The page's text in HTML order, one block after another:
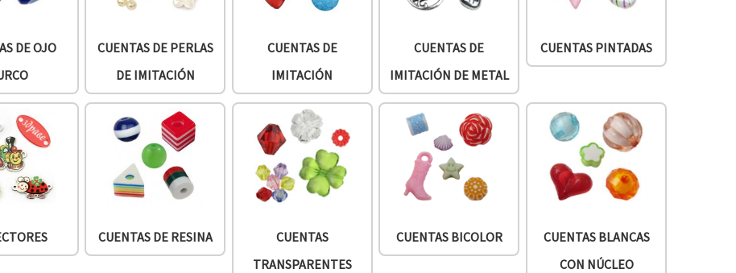
DE OJO
CUENTAS DE PERLAS
DE IMITACIÓN
CUENTAS DE
IMITACIÓN
CUENTAS DE
IMITACIÓN DE METAL
CUENTAS PINTADAS
CUENTAS DE RESINA
CUENTAS
TRANSPARENTES
CUENTAS BICOLOR
CUENTAS BLANCAS
CON NÚCLEO